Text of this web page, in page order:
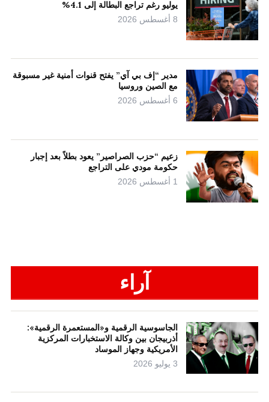
يوليو رغم تراجع البطالة إلى 4.1%
8 أغسطس 2026
مدير “إف بي آي” يفتح قنوات أمنية غير مسبوقة
مع الصين وروسيا
6 أغسطس 2026
زعيم “حزب الصراصير” يعود بطلاً بعد إجبار
حكومة مودي على التراجع
1 أغسطس 2026
آراء
الجاسوسية الرقمية و«المستعمرة الرقمية»:
أذربيجان بين وكالة الاستخبارات المركزية
الأمريكية وجهاز الموساد
3 يوليو 2026